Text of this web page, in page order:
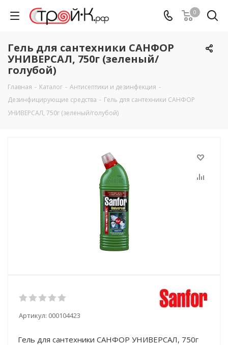
0
Гель для сантехники САНФОР
УНИВЕРСАЛ, 750г (зеленый/
голубой)
Главная - Каталог - Антисептики и дезинфекция -
Дезинфицирующие средства - Гель для сантехники САНФОР
УНИВЕРСАЛ, 750г (зеленый/голубой)
Артикул: 000104423
Гель для сантехники САНФОР УНИВЕРСАЛ, 750г